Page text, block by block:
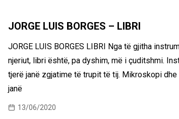
JORGE LUIS BORGES – LIBRI
JORGE LUIS BORGES LIBRI Nga të gjitha
njeriut, libri është, pa dyshim, më i çuditshmi.
tjerë janë zgjatime të trupit të tij. Mikroskopi
janë
13/06/2020